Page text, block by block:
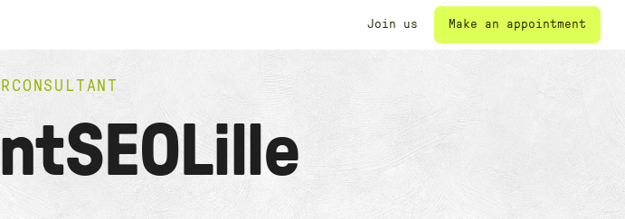
Join us Make an appointment
CONSULTANT
SEOLille